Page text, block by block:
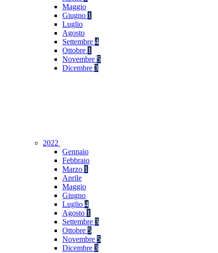
Maggio
Giugno 1
Luglio
Agosto
Settembre 4
Ottobre 1
Novembre 5
Dicembre 3
2022
Gennaio
Febbraio
Marzo 1
Aprile
Maggio
Giugno
Luglio 4
Agosto 1
Settembre 3
Ottobre 5
Novembre 5
Dicembre 3